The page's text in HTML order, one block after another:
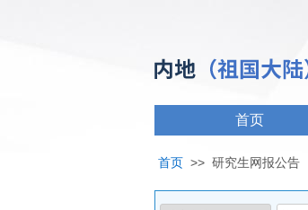
首页
首页 >> 研究生网报公告